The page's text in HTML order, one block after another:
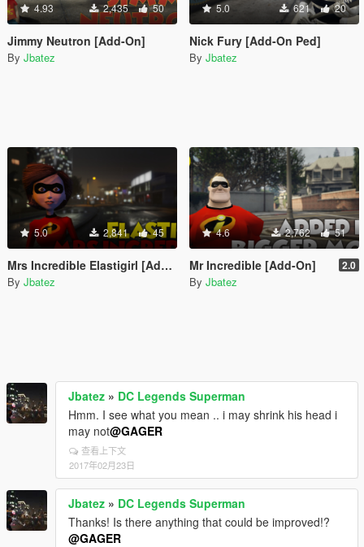
4.93 2,435 50
Jimmy Neutron [Add-On]
By Jbatez
5.0 621 20
Nick Fury [Add-On Ped]
By Jbatez
5.0 2,841 45
Mrs Incredible Elastigirl [Add-On]
By Jbatez
4.6 2,762 51
Mr Incredible [Add-On] 2.0
By Jbatez
Jbatez » DC Legends Superman
Hmm. I see what you mean .. i may shrink his head i
may not@GAGER
查看上下文
2017年02月23日
Jbatez » DC Legends Superman
Thanks! Is there anything that could be improved!?
@GAGER